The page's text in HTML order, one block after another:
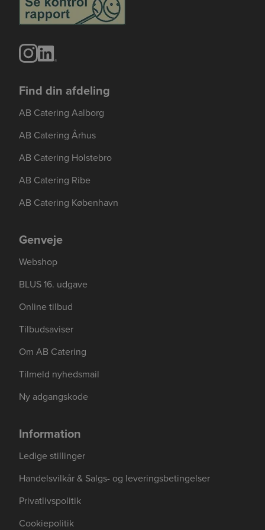
Find din afdeling
AB Catering Aalborg
AB Catering Århus
AB Catering Holstebro
AB Catering Ribe
AB Catering København
Genveje
Webshop
BLUS 16. udgave
Online tilbud
Tilbudsaviser
Om AB Catering
Tilmeld nyhedsmail
Ny adgangskode
Information
Ledige stillinger
Handelsvilkår & Salgs- og leveringsbetingelser
Privatlivspolitik
Cookiepolitik